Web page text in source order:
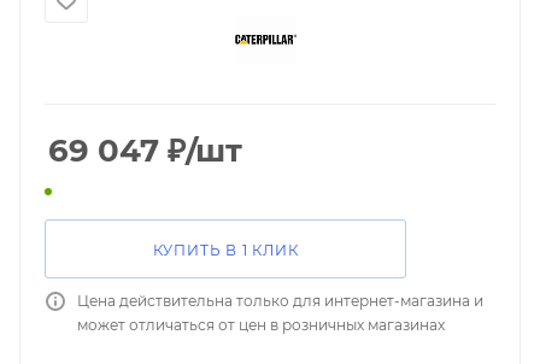
69 047 ₽/шт
КУПИТЬ В 1 КЛИК
Цена действительна только для интернет-магазина и
может отличаться от цен в розничных магазинах